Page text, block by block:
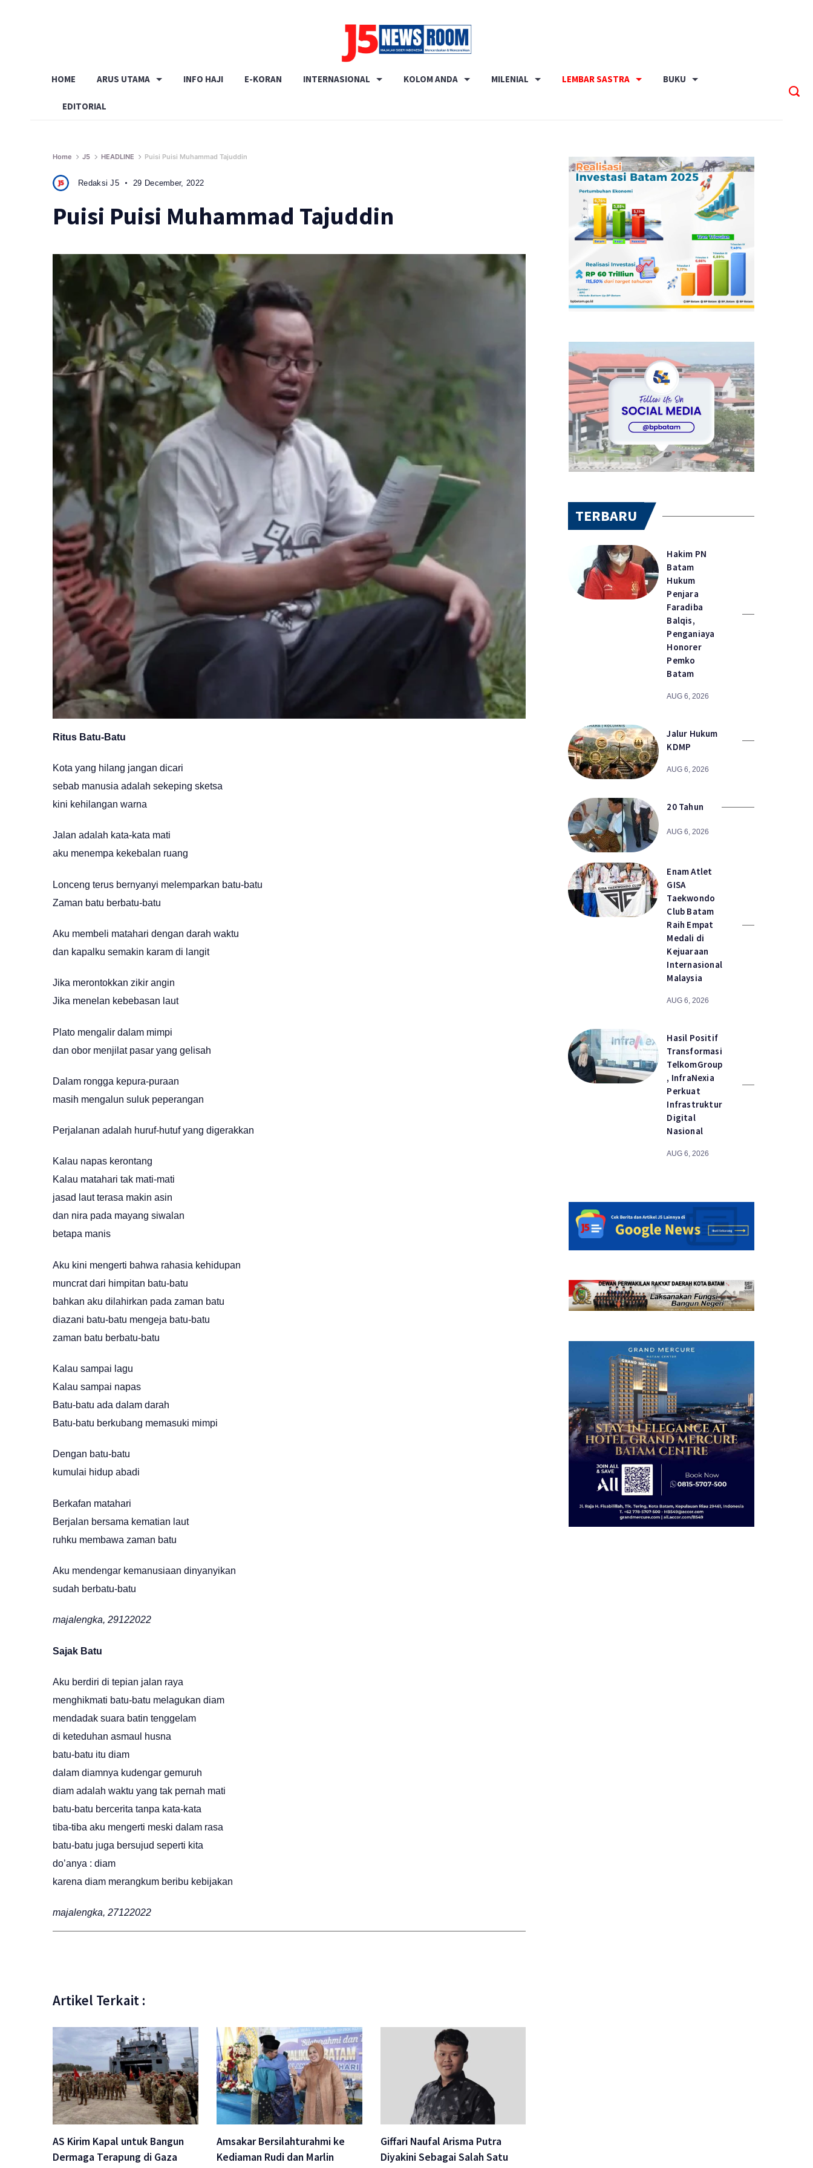
Terverifikasi
HOME ARUS UTAMA INFO HAJI E-KORAN INTERNASIONAL KOLOM ANDA MILENIAL LEMBAR SASTRA BUKU
EDITORIAL
Home J5 HEADLINE Puisi Puisi Muhammad Tajuddin
Redaksi J5 29 December, 2022
Puisi Puisi Muhammad Tajuddin
Ritus Batu-Batu
Kota yang hilang jangan dicari
sebab manusia adalah sekeping sketsa
kini kehilangan warna
Jalan adalah kata-kata mati
aku menempa kekebalan ruang
Lonceng terus bernyanyi melemparkan batu-batu
Zaman batu berbatu-batu
Aku membeli matahari dengan darah waktu
dan kapalku semakin karam di langit
Jika merontokkan zikir angin
Jika menelan kebebasan laut
Plato mengalir dalam mimpi
dan obor menjilat pasar yang gelisah
Dalam rongga kepura-puraan
masih mengalun suluk peperangan
Perjalanan adalah huruf-hutuf yang digerakkan
Kalau napas kerontang
Kalau matahari tak mati-mati
jasad laut terasa makin asin
dan nira pada mayang siwalan
betapa manis
Aku kini mengerti bahwa rahasia kehidupan
muncrat dari himpitan batu-batu
bahkan aku dilahirkan pada zaman batu
diazani batu-batu mengeja batu-batu
zaman batu berbatu-batu
Kalau sampai lagu
Kalau sampai napas
Batu-batu ada dalam darah
Batu-batu berkubang memasuki mimpi
Dengan batu-batu
kumulai hidup abadi
Berkafan matahari
Berjalan bersama kematian laut
ruhku membawa zaman batu
Aku mendengar kemanusiaan dinyanyikan
sudah berbatu-batu
majalengka, 29122022
Sajak Batu
Aku berdiri di tepian jalan raya
menghikmati batu-batu melagukan diam
mendadak suara batin tenggelam
di keteduhan asmaul husna
batu-batu itu diam
dalam diamnya kudengar gemuruh
diam adalah waktu yang tak pernah mati
batu-batu bercerita tanpa kata-kata
tiba-tiba aku mengerti meski dalam rasa
batu-batu juga bersujud seperti kita
do’anya : diam
karena diam merangkum beribu kebijakan
majalengka, 27122022
Artikel Terkait :
AS Kirim Kapal untuk Bangun
Dermaga Terapung di Gaza
Amsakar Bersilahturahmi ke
Kediaman Rudi dan Marlin
Giffari Naufal Arisma Putra
Diyakini Sebagai Salah Satu
TERBARU
Hakim PN
Batam
Hukum
Penjara
Faradiba
Balqis,
Penganiaya
Honorer
Pemko
Batam
AUG 6, 2026
Jalur Hukum
KDMP
AUG 6, 2026
20 Tahun
AUG 6, 2026
Enam Atlet
GISA
Taekwondo
Club Batam
Raih Empat
Medali di
Kejuaraan
Internasional
Malaysia
AUG 6, 2026
Hasil Positif
Transformasi
TelkomGroup
, InfraNexia
Perkuat
Infrastruktur
Digital
Nasional
AUG 6, 2026